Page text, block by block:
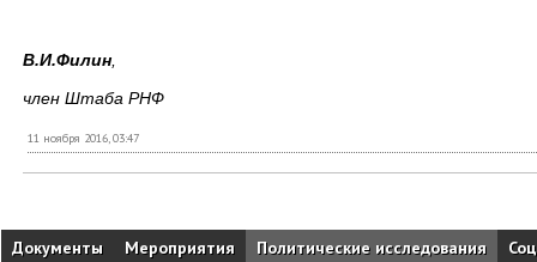
В.И.Филин
член Штаба РНФ
11 ноября 2016, 03:47
Документы Мероприятия Политические исследования